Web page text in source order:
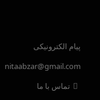
پیام الکترونیکی
nitaabzar@gmail.com
تماس با ما